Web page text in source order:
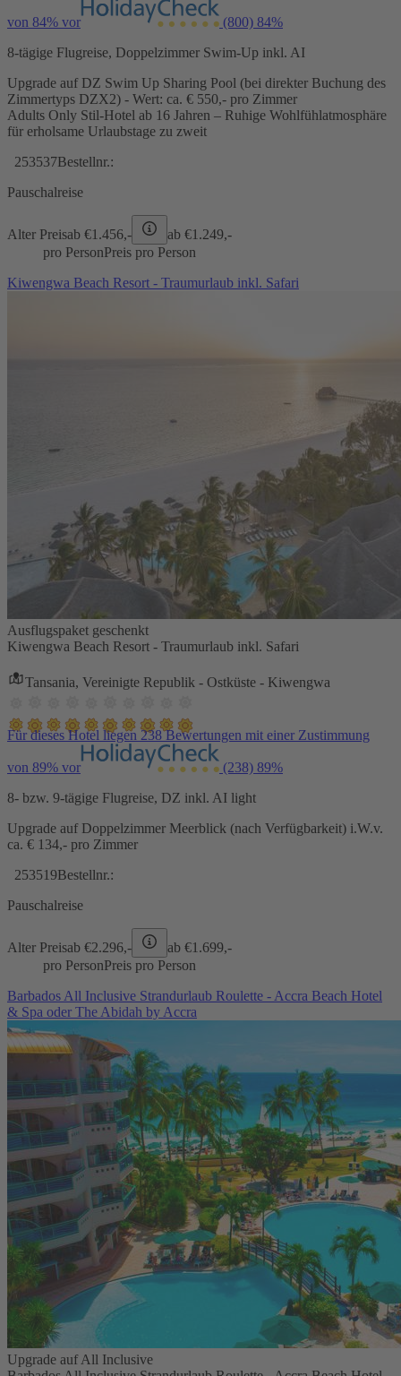
von 84% vor (800) 84%
8-tägige Flugreise, Doppelzimmer Swim-Up inkl. AI
Upgrade auf DZ Swim Up Sharing Pool (bei direkter Buchung des
Zimmertyps DZX2) - Wert: ca. € 550,- pro Zimmer
Adults Only Stil-Hotel ab 16 Jahren – Ruhige Wohlfühlatmosphäre
für erholsame Urlaubstage zu zweit
253537Bestellnr.:
Pauschalreise
Alter Preisab €1.456,- ab €1.249,-
pro PersonPreis pro Person
Kiwengwa Beach Resort - Traumurlaub inkl. Safari
Ausflugspaket geschenkt
Kiwengwa Beach Resort - Traumurlaub inkl. Safari
Tansania, Vereinigte Republik - Ostküste - Kiwengwa
Für dieses Hotel liegen 238 Bewertungen mit einer Zustimmung
von 89% vor (238) 89%
8- bzw. 9-tägige Flugreise, DZ inkl. AI light
Upgrade auf Doppelzimmer Meerblick (nach Verfügbarkeit) i.W.v.
ca. € 134,- pro Zimmer
253519Bestellnr.:
Pauschalreise
Alter Preisab €2.296,- ab €1.699,-
pro PersonPreis pro Person
Barbados All Inclusive Strandurlaub Roulette - Accra Beach Hotel
& Spa oder The Abidah by Accra
Upgrade auf All Inclusive